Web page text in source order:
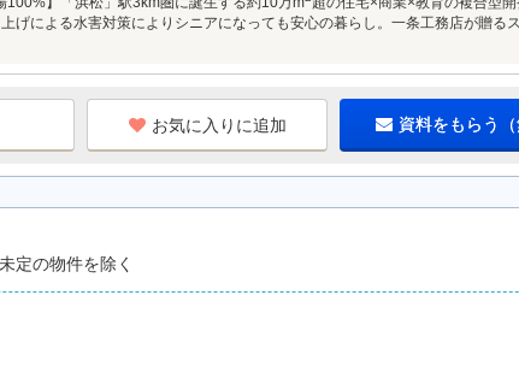
げによる水害対策によりシニアになっても安心の暮らし。一条工務店が贈る
お気に入りに追加 資料をもらう（
定の物件を除く